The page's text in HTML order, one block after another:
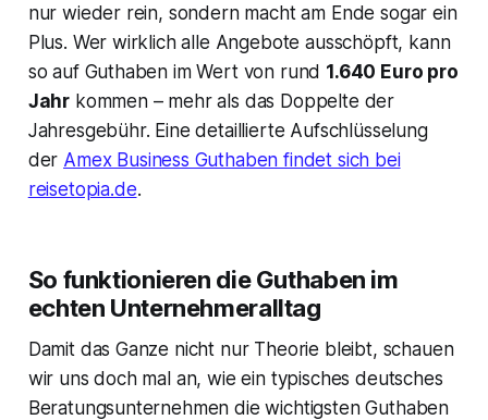
nur wieder rein, sondern macht am Ende sogar ein
Plus. Wer wirklich alle Angebote ausschöpft, kann
so auf Guthaben im Wert von rund 1.640 Euro pro
Jahr kommen – mehr als das Doppelte der
Jahresgebühr. Eine detaillierte Aufschlüsselung
der Amex Business Guthaben findet sich bei
reisetopia.de.
So funktionieren die Guthaben im
echten Unternehmeralltag
Damit das Ganze nicht nur Theorie bleibt, schauen
wir uns doch mal an, wie ein typisches deutsches
Beratungsunternehmen die wichtigsten Guthaben